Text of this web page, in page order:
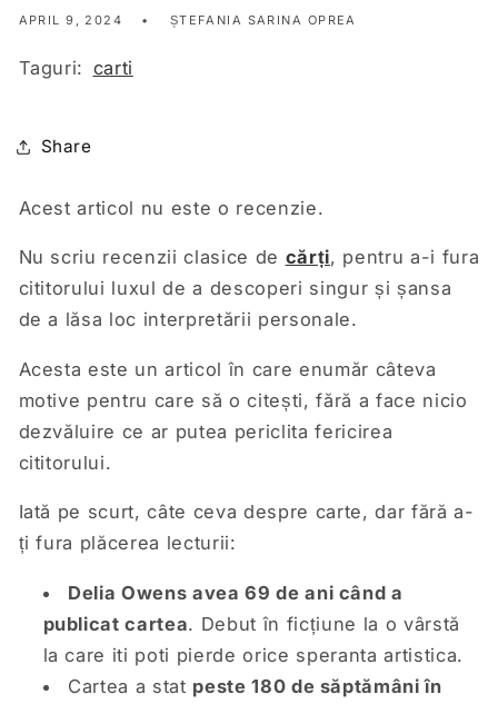
APRIL 9, 2024 ȘTEFANIA SARINA OPREA
Taguri: carti
Share
Acest articol nu este o recenzie.
Nu scriu recenzii clasice de cărți, pentru a-i fura
cititorului luxul de a descoperi singur și șansa
de a lăsa loc interpretării personale.
Acesta este un articol în care enumăr câteva
motive pentru care să o citești, fără a face nicio
dezvăluire ce ar putea periclita fericirea
cititorului.
Iată pe scurt, câte ceva despre carte, dar fără a-
ți fura plăcerea lecturii:
Delia Owens avea 69 de ani când a
publicat cartea. Debut în ficțiune la o vârstă
la care iti poti pierde orice speranta artistica.
Cartea a stat peste 180 de săptămâni în